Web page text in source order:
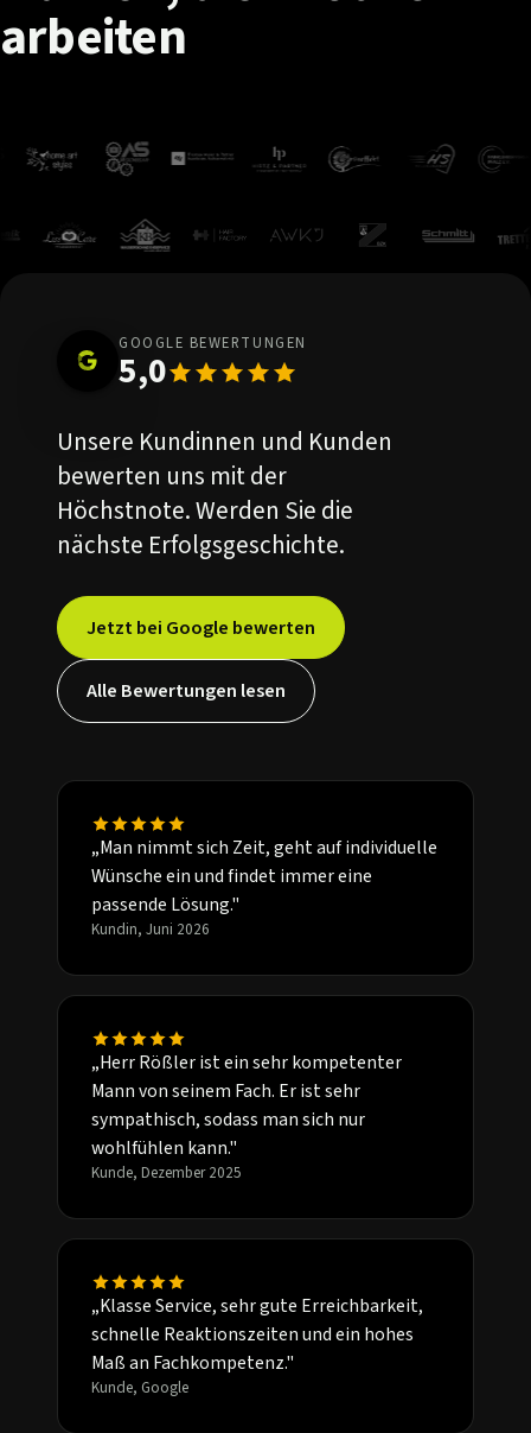
arbeiten
GOOGLE BEWERTUNGEN
5,0
Unsere Kundinnen und Kunden
bewerten uns mit der
Höchstnote. Werden Sie die
nächste Erfolgsgeschichte.
Jetzt bei Google bewerten
Alle Bewertungen lesen
„Man nimmt sich Zeit, geht auf individuelle
Wünsche ein und findet immer eine
passende Lösung."
Kundin, Juni 2026
„Herr Rößler ist ein sehr kompetenter
Mann von seinem Fach. Er ist sehr
sympathisch, sodass man sich nur
wohlfühlen kann."
Kunde, Dezember 2025
„Klasse Service, sehr gute Erreichbarkeit,
schnelle Reaktionszeiten und ein hohes
Maß an Fachkompetenz."
Kunde, Google